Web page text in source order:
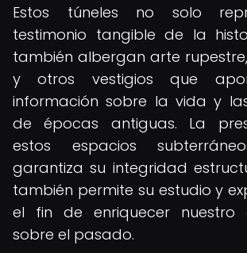
Estos túneles no solo
testimonio tangible de la
también albergan arte
y otros vestigios que
información sobre la vida y
de épocas antiguas. La
estos espacios
garantiza su integridad
también permite su estudio y
el fin de enriquecer nuestro
sobre el pasado.